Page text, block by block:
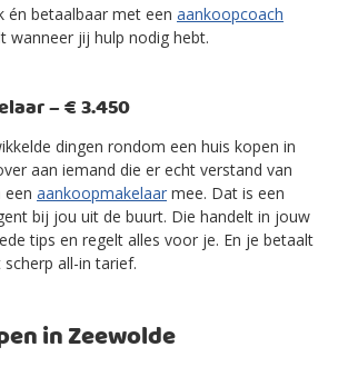
én betaalbaar met een aankoopcoach
wanneer jij hulp nodig hebt.
– € 3.450
dingen rondom een huis kopen in
aan iemand die er echt verstand van
een aankoopmakelaar mee. Dat is een
bij jou uit de buurt. Die handelt in jouw
tips en regelt alles voor je. En je betaalt
all-in tarief.
in Zeewolde